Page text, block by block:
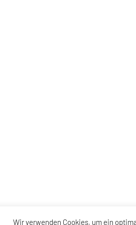
Wir verwenden Cookies, um ein